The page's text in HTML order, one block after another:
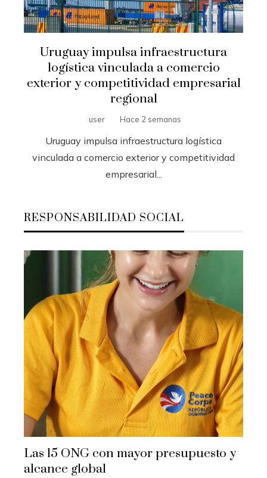
Uruguay impulsa infraestructura
logística vinculada a comercio
exterior y competitividad empresarial
regional
user Hace 2 semanas
Uruguay impulsa infraestructura logística
vinculada a comercio exterior y competitividad
empresarial...
RESPONSABILIDAD SOCIAL
Las 15 ONG con mayor presupuesto y
alcance global